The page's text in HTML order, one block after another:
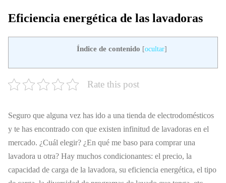
Eficiencia energética de las lavadoras
Índice de contenido [ocultar]
Rate this post
Seguro que alguna vez has ido a una tienda de electrodomésticos
y te has encontrado con que existen infinitud de lavadoras en el
mercado. ¿Cuál elegir? ¿En qué me baso para comprar una
lavadora u otra? Hay muchos condicionantes: el precio, la
capacidad de carga de la lavadora, su eficiencia energética, el tipo